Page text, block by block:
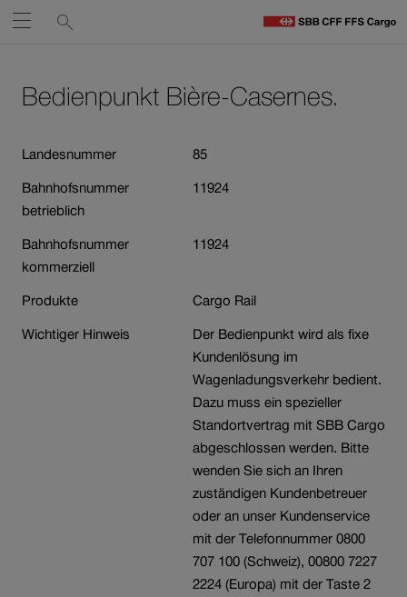
auf
Service-
Links
Öffnen
Bedienpunkt Bière-Casernes.
Landesnummer 85
Bahnhofsnummer
betrieblich
11924
Bahnhofsnummer
kommerziell
11924
Produkte Cargo Rail
Wichtiger Hinweis
Der Bedienpunkt wird als fixe
Kundenlösung im
Wagenladungsverkehr bedient.
Dazu muss ein spezieller
Standortvertrag mit SBB Cargo
abgeschlossen werden. Bitte
wenden Sie sich an Ihren
zuständigen Kundenbetreuer
oder an unser Kundenservice
mit der Telefonnummer 0800
707 100 (Schweiz), 00800 7227
2224 (Europa) mit der Taste 2